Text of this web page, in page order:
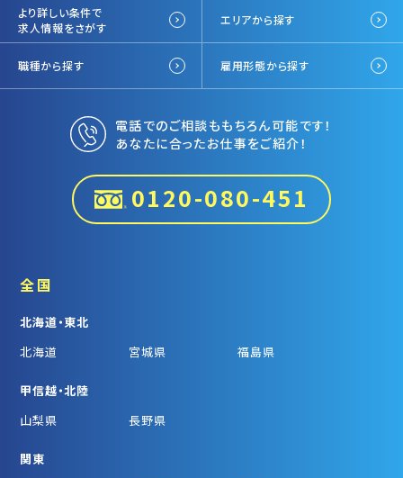
より詳しい条件で
求人情報をさがす
エリアから探す
職種から探す 雇用形態から探す
電話でのご相談ももちろん可能です！
あなたに合ったお仕事をご紹介！
0120-080-451
全国
北海道・東北
北海道
宮城県 福島県
甲信越・北陸
山梨県
長野県
関東